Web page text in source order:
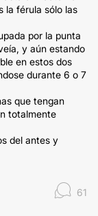
la férula sólo las
por la punta
y aún estando
en estos dos
durante 6 o 7
que tengan
totalmente
del antes y
61